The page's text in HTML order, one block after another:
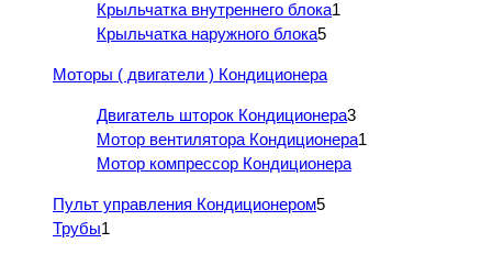
Крыльчатка внутреннего блока1
Крыльчатка наружного блока5
Моторы ( двигатели ) Кондиционера
Двигатель шторок Кондиционера3
Мотор вентилятора Кондиционера1
Мотор компрессор Кондиционера
Пульт управления Кондиционером5
Трубы1